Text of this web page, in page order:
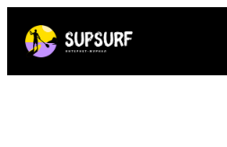
содержимому